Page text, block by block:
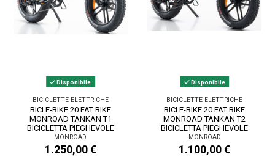
Disponibile
BICICLETTE ELETTRICHE
BICI E-BIKE 20 FAT BIKE
MONROAD TANKAN T1
BICICLETTA PIEGHEVOLE
ALLUMINIO BATTERIA 48V...
MONROAD
1.250,00 €
Disponibile
BICICLETTE ELETTRICHE
BICI E-BIKE 20 FAT BIKE
MONROAD TANKAN T2
BICICLETTA PIEGHEVOLE
ALLUMINIO BATTERIA...
MONROAD
1.100,00 €